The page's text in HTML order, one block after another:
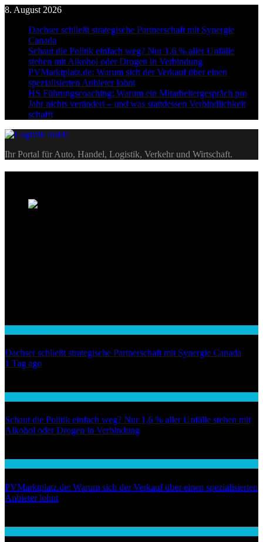
Skip
content
8. August 2026
Dachser schließt strategische Partnerschaft mit Synergie
Canada
Schaut die Politik einfach weg? Nur 1,6 % aller Unfälle
stehen mit Alkohol oder Drogen in Verbindung
PVMarktplatz.de: Warum sich der Verkauf über einen
spezialisierten Anbieter lohnt
HS Führungscoaching: Warum ein Mitarbeitergespräch pro
Jahr nichts verändert – und was stattdessen Verbindlichkeit
schafft
Logistik|Inside
Ihr Portal für Auto, Handel, Logistik, Verkehr und Wirtschaft.
Dachser schließt strategische Partnerschaft mit Synergie Canada
1 Tag ago
Schaut die Politik einfach weg? Nur 1,6 % aller Unfälle stehen mit
Alkohol oder Drogen in Verbindung
PVMarktplatz.de: Warum sich der Verkauf über einen spezialisierten
Anbieter lohnt